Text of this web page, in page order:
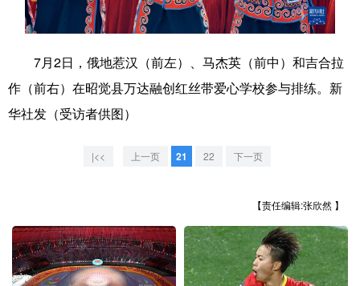
人居 信息化 数字经济
彩票 娱乐
地方频道
北京 天津 河北 山西
7月2日，俄地惹汉（前左）、马杰英（前中）和吉合拉
作（前右）在昭觉县万达融创红丝带爱心学校参与排练。新
华社发（受访者供图）
|<< 上一页 21 22 下一页
【责任编辑:张欣然 】